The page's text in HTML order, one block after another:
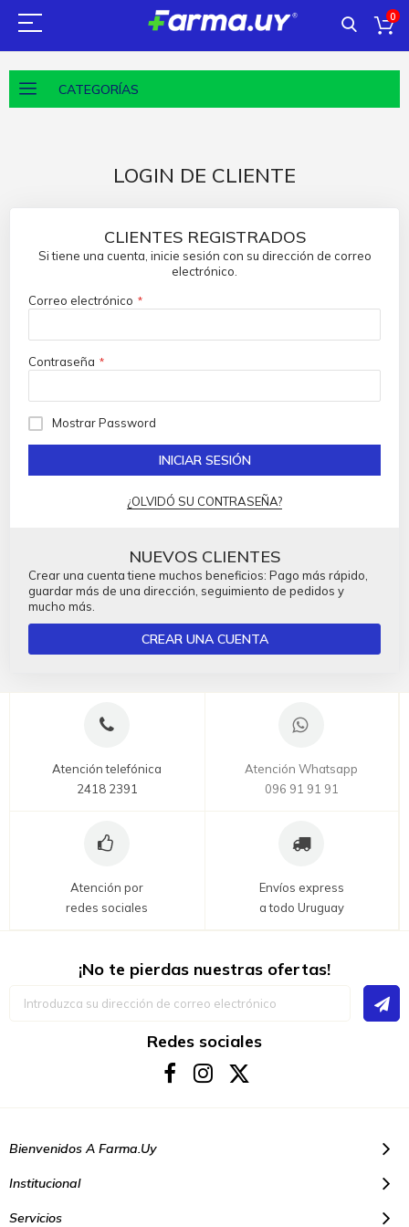
0
CATEGORÍAS
LOGIN DE CLIENTE
CLIENTES REGISTRADOS
Si tiene una cuenta, inicie sesión con su dirección de correo
electrónico.
Correo electrónico
Contraseña
Mostrar Password
INICIAR SESIÓN
¿OLVIDÓ SU CONTRASEÑA?
NUEVOS CLIENTES
Crear una cuenta tiene muchos beneficios: Pago más rápido,
guardar más de una dirección, seguimiento de pedidos y
mucho más.
CREAR UNA CUENTA
Atención telefónica
2418 2391
Atención Whatsapp
096 91 91 91
Atención por
redes sociales
Envíos express
a todo Uruguay
¡No te pierdas nuestras ofertas!
Redes sociales
Bienvenidos A Farma.uy
Institucional
Servicios